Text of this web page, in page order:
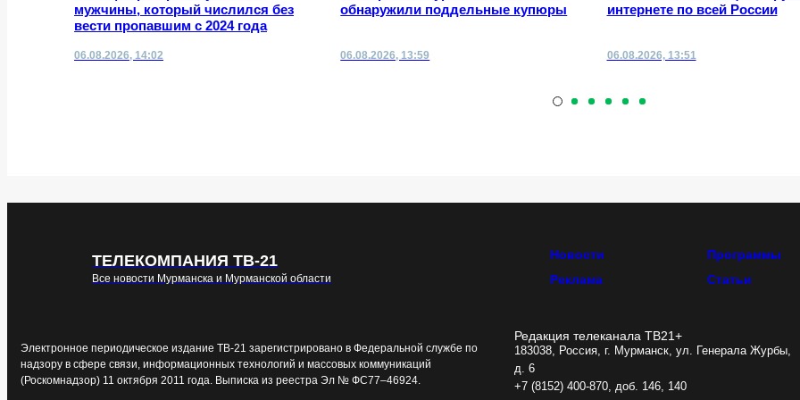
мужчины, который числился без
вести пропавшим с 2024 года
06.08.2026, 14:02
обнаружили поддельные купюры
06.08.2026, 13:59
интернете по всей России
06.08.2026, 13:51
ТЕЛЕКОМПАНИЯ ТВ-21
Все новости Мурманска и Мурманской области
Новости Программы
Реклама
Статьи
Электронное периодическое издание ТВ-21 зарегистрировано в Федеральной службе по
надзору в сфере связи, информационных технологий и массовых коммуникаций
(Роскомнадзор) 11 октября 2011 года. Выписка из реестра Эл № ФС77–46924.
Редакция телеканала ТВ21+
183038, Россия, г. Мурманск, ул. Генерала Журбы,
д. 6
+7 (8152) 400-870, доб. 146, 140